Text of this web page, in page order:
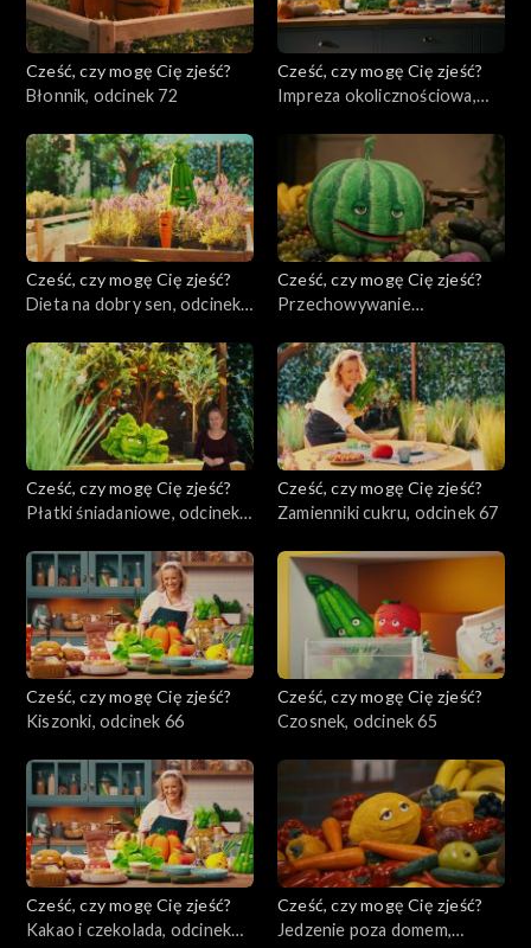
Cześć, czy mogę Cię zjeść?
Błonnik, odcinek 72
Cześć, czy mogę Cię zjeść?
Impreza okolicznościowa,
Cześć, czy mogę Cię zjeść?
Dieta na dobry sen, odcinek
Cześć, czy mogę Cię zjeść?
Przechowywanie
Cześć, czy mogę Cię zjeść?
Płatki śniadaniowe, odcinek
Cześć, czy mogę Cię zjeść?
Zamienniki cukru, odcinek 67
Cześć, czy mogę Cię zjeść?
Kiszonki, odcinek 66
Cześć, czy mogę Cię zjeść?
Czosnek, odcinek 65
Cześć, czy mogę Cię zjeść?
Kakao i czekolada, odcinek
Cześć, czy mogę Cię zjeść?
Jedzenie poza domem,